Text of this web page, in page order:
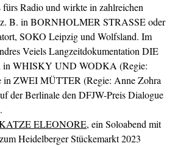
fürs Radio und wirkte in zahlreichen
B. in BORNHOLMER STRASSE oder
SOKO Leipzig und Wolfsland. Im
Veiels Langzeitdokumentation DIE
in WHISKY UND WODKA (Regie:
in ZWEI MÜTTER (Regie: Anne Zohra
der Berlinale den DFJW-Preis Dialogue
ELEONORE, ein Soloabend mit
Heidelberger Stückemarkt 2023